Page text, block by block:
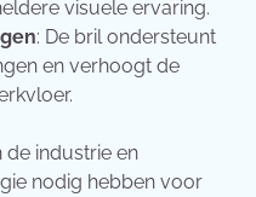
visuele ervaring.
: De bril ondersteunt
en verhoogt de
de industrie en
nodig hebben voor